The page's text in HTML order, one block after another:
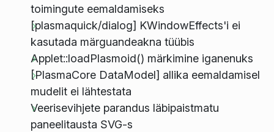
toimingute eemaldamiseks
[plasmaquick/dialog] KWindowEffects'i ei
kasutada märguandeakna tüübis
Applet::loadPlasmoid() märkimine iganenuks
[PlasmaCore DataModel] allika eemaldamisel
mudelit ei lähtestata
Veerisevihjete parandus läbipaistmatu
paneelitausta SVG-s